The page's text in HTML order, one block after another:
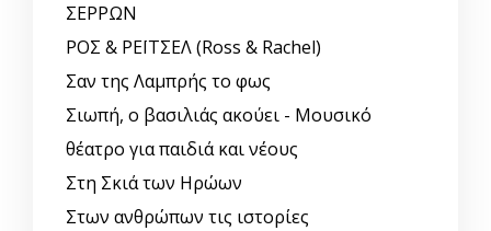
ΣΕΡΡΩΝ
ΡΟΣ & ΡΕΪΤΣΕΛ (Ross & Rachel)
Σαν της Λαμπρής το φως
Σιωπή, ο βασιλιάς ακούει - Μουσικό
θέατρο για παιδιά και νέους
Στη Σκιά των Ηρώων
Στων ανθρώπων τις ιστορίες